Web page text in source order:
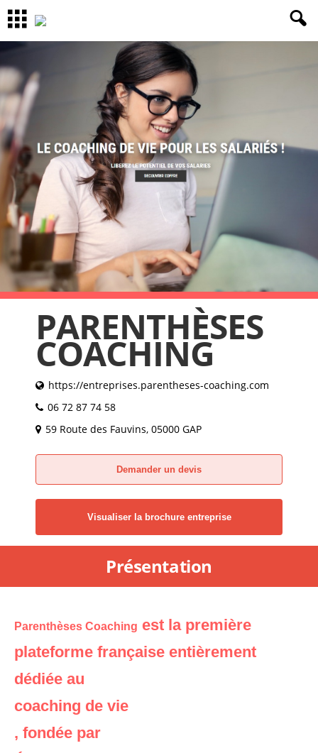
PARENTHÈSES
COACHING
https://entreprises.parentheses-coaching.com
06 72 87 74 58
59 Route des Fauvins, 05000 GAP
Demander un devis
Visualiser la brochure entreprise
Présentation
Parenthèses Coaching est la première
plateforme française entièrement
dédiée au
coaching de vie
, fondée par